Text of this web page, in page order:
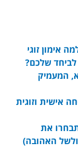
אימון זוגי
שלכם?
המעמיק
אישית וזוגית
את
האהובה)